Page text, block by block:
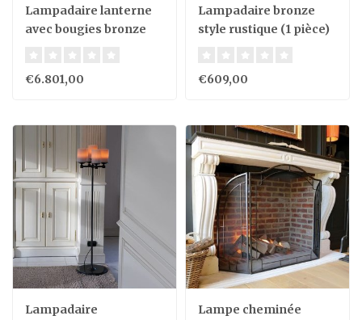
Lampadaire lanterne
avec bougies bronze
€6.801,00
Lampadaire bronze
style rustique (1 pièce)
€609,00
Lampadaire
Lampe cheminée